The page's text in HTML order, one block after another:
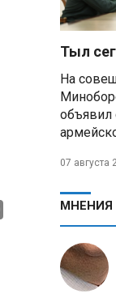
Тыл
На
объявил
07 августа
МНЕНИЯ